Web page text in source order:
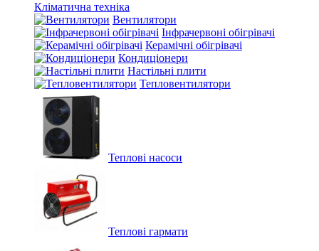
Кліматична техніка
Вентилятори
Інфрачервоні обігрівачі
Керамічні обігрівачі
Кондиціонери
Настільні плити
Тепловентилятори
Теплові насоси
Теплові гармати